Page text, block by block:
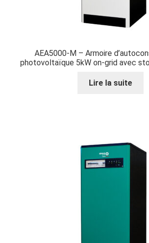
AEA5000-M – Armoire
photovoltaïque 5kW on-grid avec
Lire la suite